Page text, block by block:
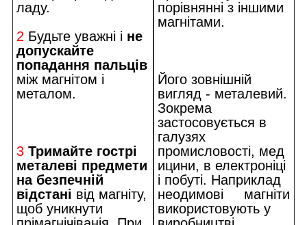
ладу.
2 Будьте уважні і не
допускайте
попадання пальців
між магнітом і
металом.
3 Тримайте гострі
металеві предмети
на безпечній
відстані від магніту,
щоб уникнути
порівнянні з іншими
магнітами.
Його зовнішній
вигляд - металевий.
Зокрема
застосовується в
галузях
промисловості, мед
ицини, в електроніці
і побуті. Наприклад
неодимові магніти
використовують у